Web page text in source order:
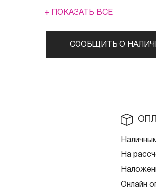
+ ПОКАЗАТЬ ВСЕ
СООБЩИТЬ О
На
Онлайн